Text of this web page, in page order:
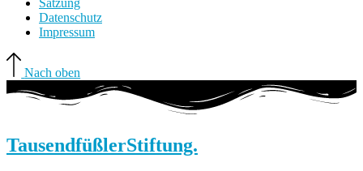
Satzung
Datenschutz
Impressum
Nach oben
TausendfüßlerStiftung.